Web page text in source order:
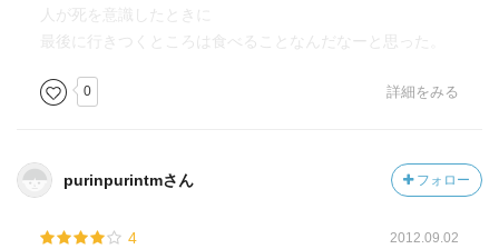
人が死を意識したときに
最後に行きつくところは食べることなんだなーと思った。
0 詳細をみる
purinpurintmさん フォロー
4 2012.09.02